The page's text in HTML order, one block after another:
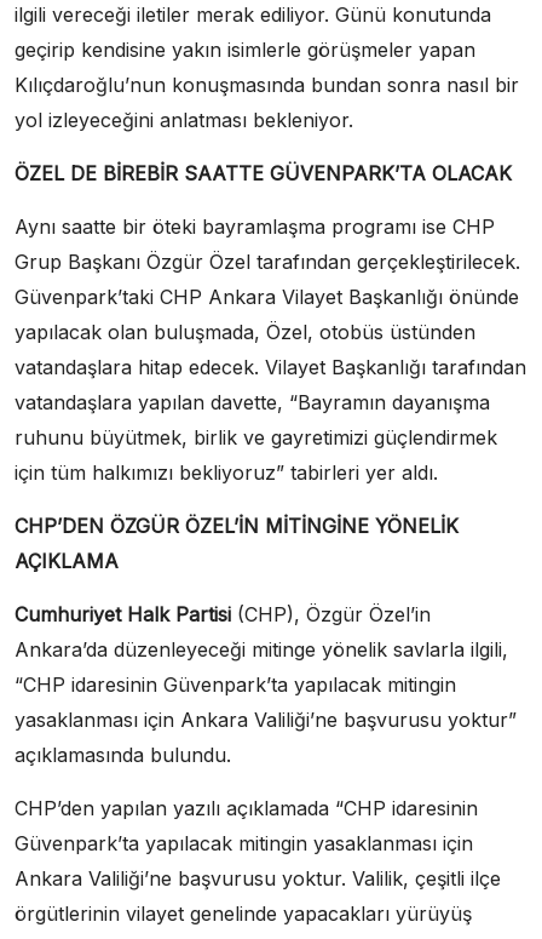
ilgili vereceği iletiler merak ediliyor. Günü konutunda
geçirip kendisine yakın isimlerle görüşmeler yapan
Kılıçdaroğlu’nun konuşmasında bundan sonra nasıl bir
yol izleyeceğini anlatması bekleniyor.
ÖZEL DE BİREBİR SAATTE GÜVENPARK’TA OLACAK
Aynı saatte bir öteki bayramlaşma programı ise CHP
Grup Başkanı Özgür Özel tarafından gerçekleştirilecek.
Güvenpark’taki CHP Ankara Vilayet Başkanlığı önünde
yapılacak olan buluşmada, Özel, otobüs üstünden
vatandaşlara hitap edecek. Vilayet Başkanlığı tarafından
vatandaşlara yapılan davette, “Bayramın dayanışma
ruhunu büyütmek, birlik ve gayretimizi güçlendirmek
için tüm halkımızı bekliyoruz” tabirleri yer aldı.
CHP’DEN ÖZGÜR ÖZEL’İN MİTİNGİNE YÖNELİK
AÇIKLAMA
Cumhuriyet Halk Partisi (CHP), Özgür Özel’in
Ankara’da düzenleyeceği mitinge yönelik savlarla ilgili,
“CHP idaresinin Güvenpark’ta yapılacak mitingin
yasaklanması için Ankara Valiliği’ne başvurusu yoktur”
açıklamasında bulundu.
CHP’den yapılan yazılı açıklamada “CHP idaresinin
Güvenpark’ta yapılacak mitingin yasaklanması için
Ankara Valiliği’ne başvurusu yoktur. Valilik, çeşitli ilçe
örgütlerinin vilayet genelinde yapacakları yürüyüş